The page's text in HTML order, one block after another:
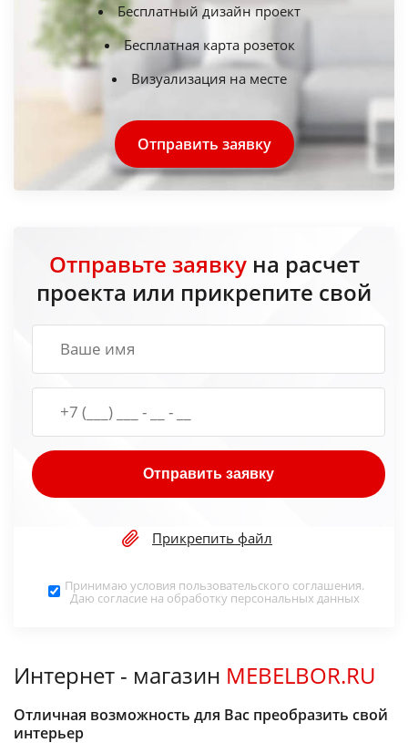
Бесплатный дизайн проект
Бесплатная карта розеток
Визуализация на месте
Отправить заявку
Отправьте заявкуна расчет
проекта или прикрепите свой
Отправить заявку
Прикрепить файл
Принимаю условия пользовательского соглашения.
Даю согласие на обработку персональных данных
Интернет - магазин MEBELBOR.RU
Отличная возможность для Вас преобразить свой
интерьер